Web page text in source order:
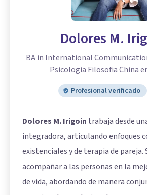
Dolores M.
BA in International
Psicologia Filosofia China
Profesional verificado
Dolores M. Irigoin trabaja desde
integradora, articulando enfoques
existenciales y de terapia de pareja.
acompañar a las personas en la
de vida, abordando de manera